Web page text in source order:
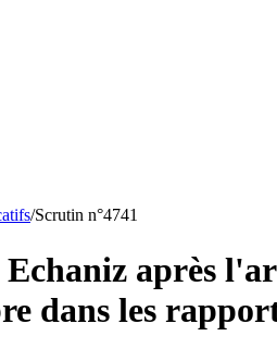
/Scrutin n°4741
après
dans les